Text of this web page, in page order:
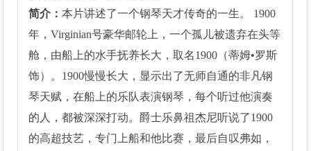
简介：本片讲述了一个钢琴天才传奇的一生。 1900
年，Virginian号豪华邮轮上，一个孤儿被遗弃在头等
舱，由船上的水手抚养长大，取名1900（蒂姆•罗斯
饰）。1900慢慢长大，显示出了无师自通的非凡钢
琴天赋，在船上的乐队表演钢琴，每个听过他演奏
的人，都被深深打动。爵士乐鼻祖杰尼听说了1900
的高超技艺，专门上船和他比赛，最后自叹弗如，